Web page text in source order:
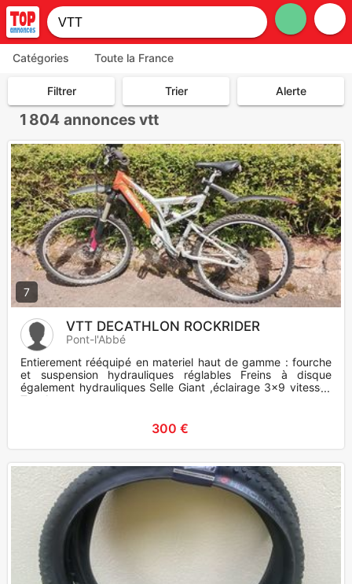
Catégories Toute la France
Filtrer Trier Alerte
1 804 annonces vtt
7
VTT DECATHLON ROCKRIDER
Pont-l'Abbé
Entierement rééquipé en materiel haut de gamme : fourche
et suspension hydrauliques réglables Freins à disque
également hydrauliques Selle Giant ,éclairage 3x9 vitesses
Tres bo
300 €